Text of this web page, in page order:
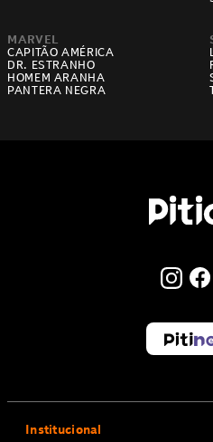
MARVEL
CAPITÃO AMÉRICA
DR. ESTRANHO
HOMEM ARANHA
PANTERA NEGRA
Institucional